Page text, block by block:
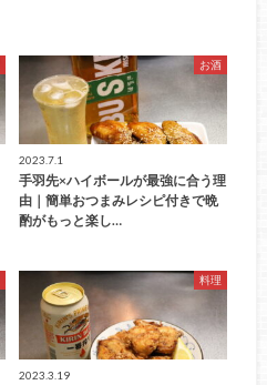
お酒
2023.7.1
手羽先×ハイボールが最強に合う理
由｜簡単おつまみレシピ付きで晩
酌がもっと楽し…
料理
2023.3.19